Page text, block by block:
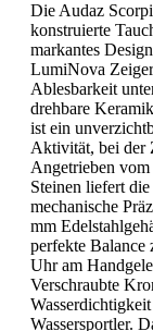
Die Audaz
konstruierte
markantes
LumiNova
Ablesbarkeit
drehbare
ist ein
Aktivität, bei der
Angetrieben
Steinen liefert
mechanische
mm
perfekte Balance
Uhr am
Verschraubte
Wassersportler.